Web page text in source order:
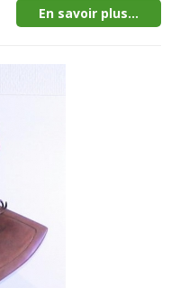
En savoir plus...